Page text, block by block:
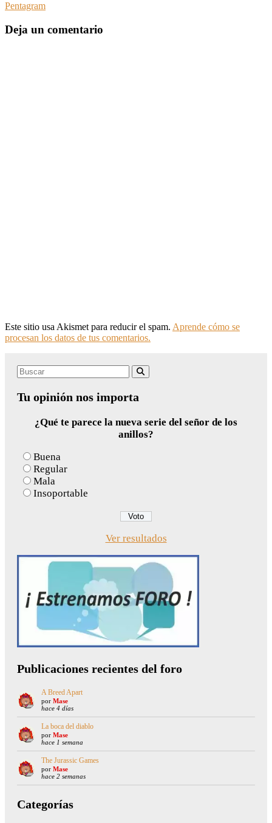
Pentagram
Deja un comentario
Este sitio usa Akismet para reducir el spam. Aprende cómo se
procesan los datos de tus comentarios.
Search
Tu opinión nos importa
¿Qué te parece la nueva serie del señor de los
anillos?
Buena
Regular
Mala
Insoportable
Ver resultados
Publicaciones recientes del foro
A Breed Apart
por Mase
hace 4 días
La boca del diablo
por Mase
hace 1 semana
The Jurassic Games
por Mase
hace 2 semanas
Categorías